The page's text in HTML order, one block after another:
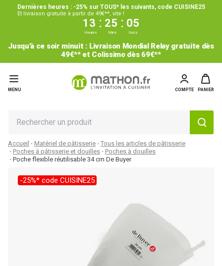
Dernières heures : -25% sur TOUS* les suivants, code CUISINE25
Et livraison gratuite à partir de 49€**, vite !
13 : 25 : 04
Heures Mins Secs
Jusqu'à ce soir minuit : Livraison Mondial Relay gratuite dès
49€** et Colissimo dès 69€**
MENU COMPTE PANIER
Accueil Matériel de pâtisserie
Tous les articles de pâtisserie
Poches à pâtisserie et douilles
Poches à douilles
Poche flexible réutilisable 34 cm De Buyer
-25%* code CUISINE25